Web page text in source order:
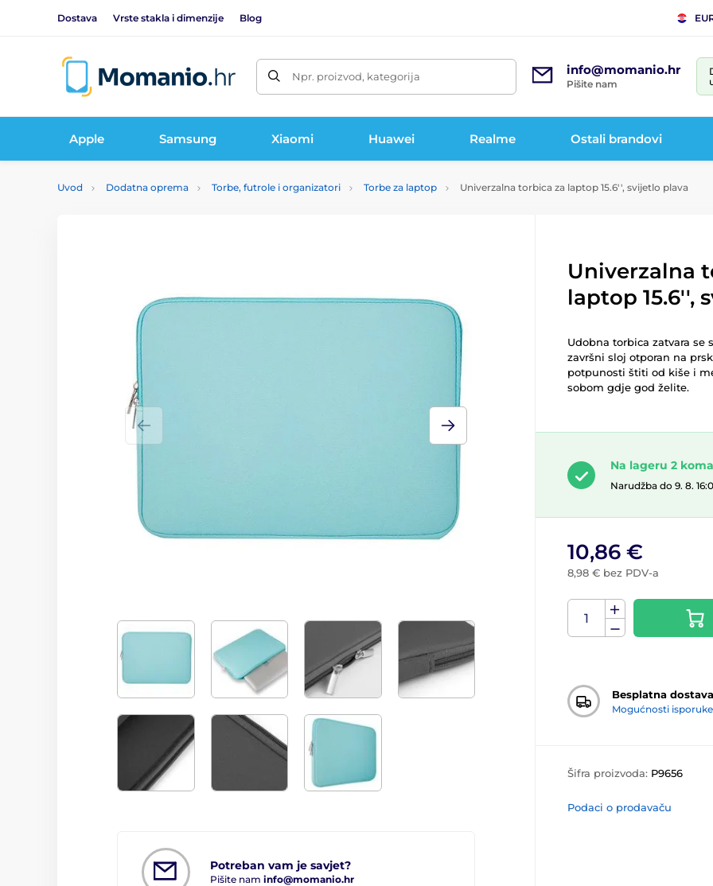
Dostava Vrste stakla i dimenzije Blog
Npr. proizvod, kategorija info@momanio.hr
Pišite nam
Apple Samsung Xiaomi Huawei Realme Ostali brandovi
Uvod Dodatna oprema Torbe, futrole i organizatori Torbe za laptop Univerzalna torbica za laptop 15.6'', svijetlo plava
Potreban vam je savjet?
Pišite nam info@momanio.hr
Univerzalna
laptop 15.6'',
Udobna torbica zatvara
završni sloj otporan na
potpunosti štiti od kiše i
sobom gdje god želite.
Na lageru 2
Narudžba do 9. 8.
10,86 €
8,98 € bez PDV-a
Besplatna dostava
Mogućnosti isporuke
Šifra proizvoda: P9656
Podaci o prodavaču